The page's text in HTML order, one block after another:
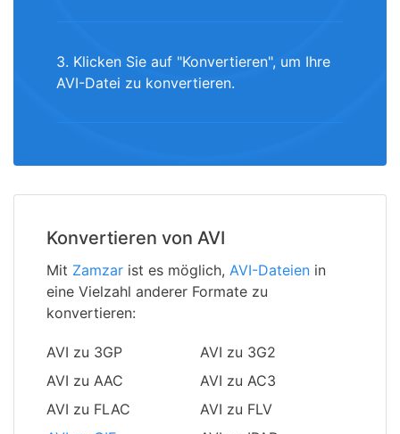
3. Klicken Sie auf "Konvertieren", um Ihre
AVI-Datei zu konvertieren.
Konvertieren von AVI
Mit Zamzar ist es möglich, AVI-Dateien in
eine Vielzahl anderer Formate zu
konvertieren:
AVI zu 3GP
AVI zu 3G2
AVI zu AAC
AVI zu AC3
AVI zu FLAC
AVI zu FLV